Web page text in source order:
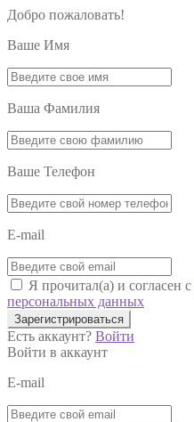
Добро пожаловать!
Ваше Имя
Ваша Фамилия
Ваше Телефон
E-mail
Я прочитал(а) и согласен с
персональных данных
Зарегистрироваться
Есть аккаунт? Войти
Войти в аккаунт
E-mail